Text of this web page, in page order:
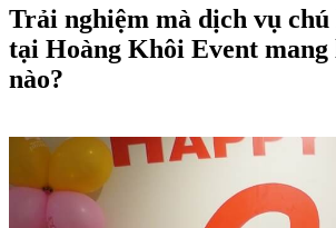
Trải nghiệm mà dịch vụ chú
tại Hoàng Khôi Event
nào?